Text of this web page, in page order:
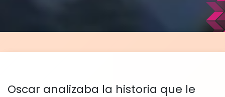
Oscar analizaba la historia que le